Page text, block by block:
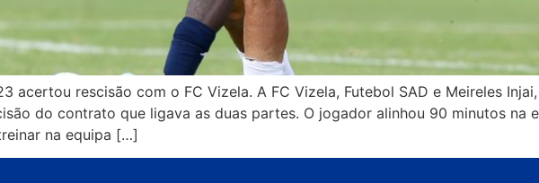
acertou rescisão com o FC Vizela. A FC Vizela, Futebol SAD e Meireles
do contrato que ligava as duas partes. O jogador alinhou 90 minutos na
na equipa […]